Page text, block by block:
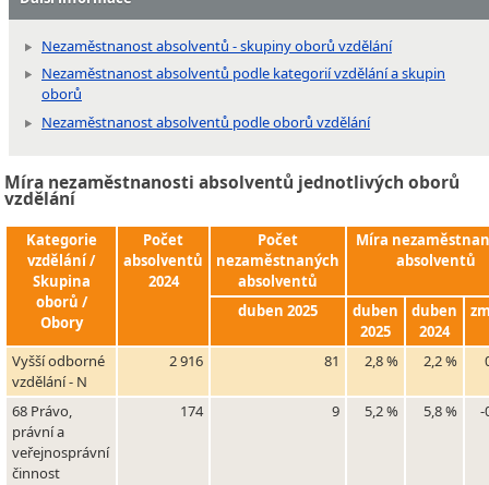
Nezaměstnanost absolventů - skupiny oborů vzdělání
Nezaměstnanost absolventů podle kategorií vzdělání a skupin
oborů
Nezaměstnanost absolventů podle oborů vzdělání
Míra nezaměstnanosti absolventů jednotlivých oborů
vzdělání
Kategorie
vzdělání /
Skupina
oborů /
Obory
Počet
absolventů
2024
Počet
nezaměstnaných
absolventů
Míra
absolventů
duben 2025
duben
2025
duben
2024
Vyšší odborné
vzdělání - N
2 916 81 2,8 % 2,2 %
68 Právo,
právní a
veřejnosprávní
činnost
174 9 5,2 % 5,8 % -